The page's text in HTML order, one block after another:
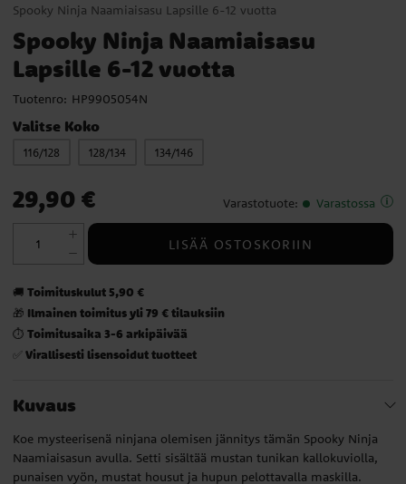
Spooky Ninja Naamiaisasu Lapsille 6-12 vuotta
Spooky Ninja Naamiaisasu
Lapsille 6-12 vuotta
Tuotenro: HP9905054N
Valitse Koko
116/128 128/134 134/146
Hinta :29,90 €
29,90 € Varastotuote: Varastossa
LISÄÄ OSTOSKORIIN
🚚 Toimituskulut 5,90 €
🎁 Ilmainen toimitus yli 79 € tilauksiin
⏱️ Toimitusaika 3-6 arkipäivää
✅ Virallisesti lisensoidut tuotteet
Kuvaus
Koe mysteerisenä ninjana olemisen jännitys tämän Spooky Ninja
Naamiaisasun avulla. Setti sisältää mustan tunikan kallokuviolla,
punaisen vyön, mustat housut ja hupun pelottavalla maskilla.